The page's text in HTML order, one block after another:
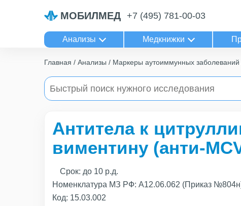
МОБИЛМЕД +7 (495) 781-00-03
Анализы Медкнижки
Главная Анализы Маркеры аутоиммунных заболеваний
Антитела к
виментину (анти-
Срок: до 10 р.д.
Номенклатура МЗ РФ: A12.06.062 (Приказ
Код: 15.03.002